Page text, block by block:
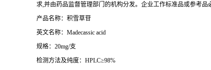
求,并由药品监督管理部门的机构分发。企业工作标准品或参考品
产品名称：积雪草苷
英文名称：Madecassic acid
规格：20mg/支
检测方法及纯度：HPLC≥98%